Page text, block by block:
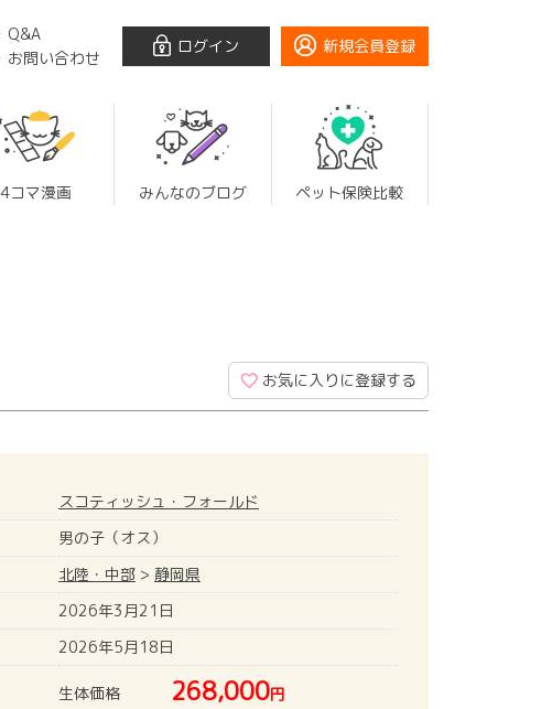
Q&A
お問い合わせ
ログイン 新規会員登録
4コマ漫画 みんなのブログ ペット保険比較
お気に入りに登録する
スコティッシュ・フォールド
男の子（オス）
北陸・中部 > 静岡県
2026年3月21日
2026年5月18日
生体価格 268,000円